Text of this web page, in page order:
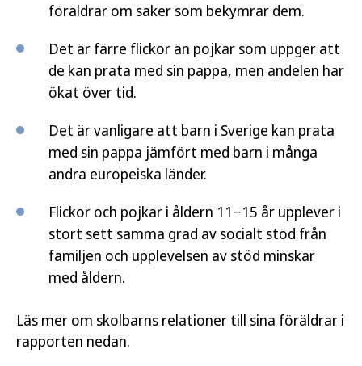
föräldrar om saker som bekymrar dem.
Det är färre flickor än pojkar som uppger att
de kan prata med sin pappa, men andelen har
ökat över tid.
Det är vanligare att barn i Sverige kan prata
med sin pappa jämfört med barn i många
andra europeiska länder.
Flickor och pojkar i åldern 11−15 år upplever i
stort sett samma grad av socialt stöd från
familjen och upplevelsen av stöd minskar
med åldern.
Läs mer om skolbarns relationer till sina föräldrar i
rapporten nedan.